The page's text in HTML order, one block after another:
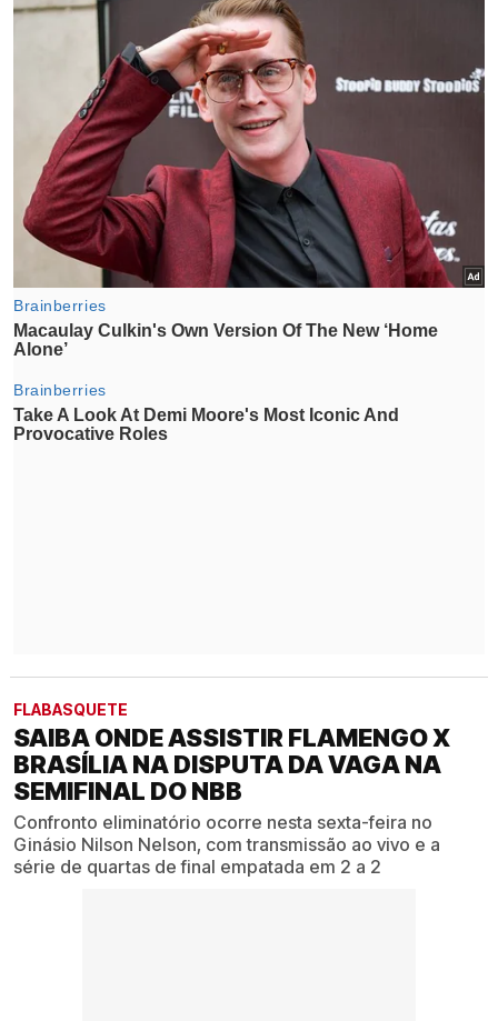
FLABASQUETE
SAIBA ONDE ASSISTIR FLAMENGO X
BRASÍLIA NA DISPUTA DA VAGA NA
SEMIFINAL DO NBB
Confronto eliminatório ocorre nesta sexta-feira no
Ginásio Nilson Nelson, com transmissão ao vivo e a
série de quartas de final empatada em 2 a 2